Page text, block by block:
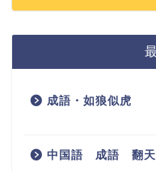
成語・如狼似虎
中国語 成語 翻天